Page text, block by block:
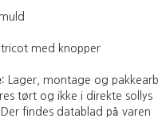
tricot med knopper
Lager, montage og
tørt og ikke i direkte sollys
Der findes datablad på varen